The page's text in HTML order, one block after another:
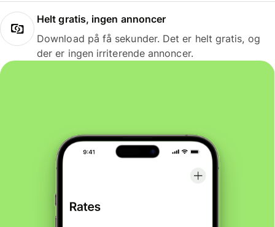
Helt gratis, ingen annoncer
Download på få sekunder. Det er helt gratis, og
der er ingen irriterende annoncer.